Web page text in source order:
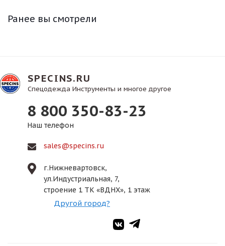
Ранее вы смотрели
SPECINS.RU
Спецодежда Инструменты и многое другое
8 800 350-83-23
Наш телефон
sales@specins.ru
г.Нижневартовск,
ул.Индустриальная, 7,
строение 1 ТК «ВДНХ», 1 этаж
Другой город?